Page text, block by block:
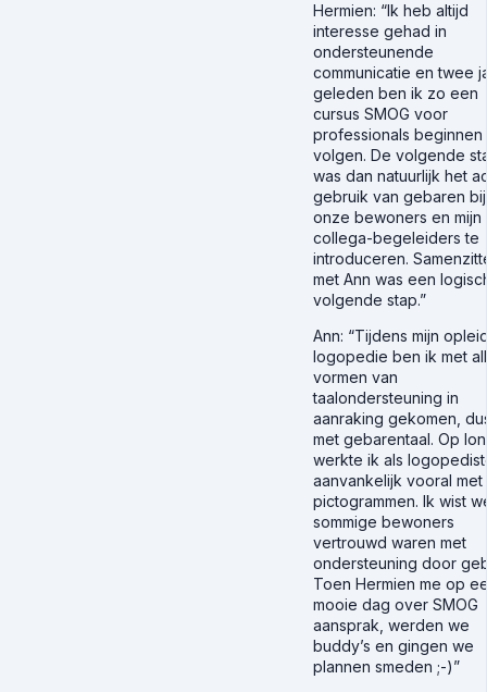
Hermien: “Ik heb altijd
interesse gehad in
ondersteunende
communicatie en twee
geleden ben ik zo een
cursus SMOG voor
professionals beginnen
volgen. De volgende
was dan natuurlijk het
gebruik van gebaren bij
onze bewoners en mijn
collega-begeleiders te
introduceren.
met Ann was een
volgende stap.”
Ann: “Tijdens mijn
logopedie ben ik met
vormen van
taalondersteuning in
aanraking gekomen,
met gebarentaal. Op
werkte ik als
aanvankelijk vooral met
pictogrammen. Ik wist
sommige bewoners
vertrouwd waren met
ondersteuning door
Toen Hermien me op
mooie dag over SMOG
aansprak, werden we
buddy’s en gingen we
plannen smeden ;-)”